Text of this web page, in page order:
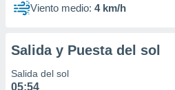
publicidad
1199
Viento medio: 4 km/h
Salida y Puesta del sol
Salida del sol
05:54